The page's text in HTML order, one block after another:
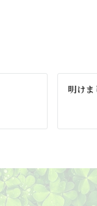
明けま